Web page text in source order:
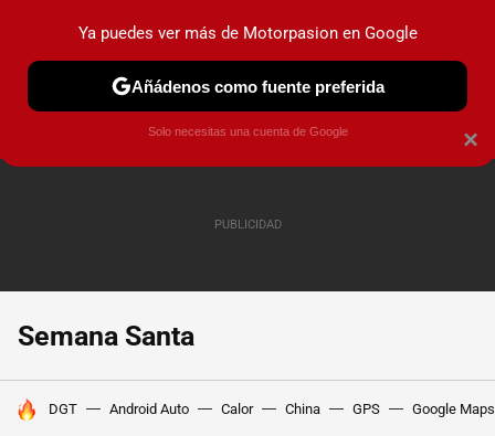
PRUEBAS COCHES ELÉCTRICOS OBSERVATORIO
Semana Santa
HOY SE HABLA DE
DGT Android Auto Calor China GPS Google Maps
×
Ya puedes ver más de Motorpasion en Google
Añádenos como fuente preferida
Solo necesitas una cuenta de Google